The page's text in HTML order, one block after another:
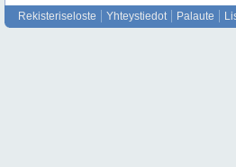
Rekisteriseloste Yhteystiedot Palaute